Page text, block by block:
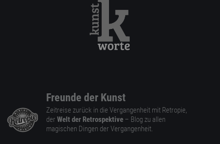
Freunde der Kunst
Zeitreise zurück in die Vergangenheit mit Retropie,
der Welt der Retrospektive – Blog zu allen
magischen Dingen der Vergangenheit.